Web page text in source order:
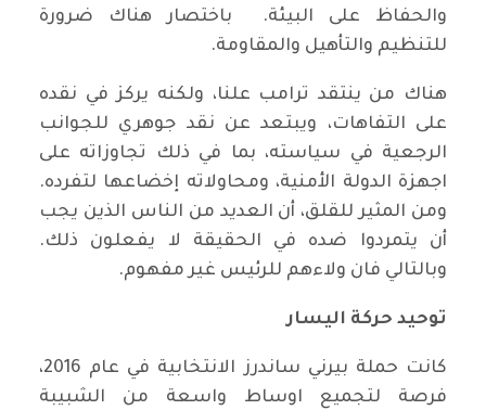
والحفاظ على البيئة. باختصار هناك ضرورة
للتنظيم والتأهيل والمقاومة.
هناك من ينتقد ترامب علنا، ولكنه يركز في نقده
على التفاهات، ويبتعد عن نقد جوهري للجوانب
الرجعية في سياسته، بما في ذلك تجاوزاته على
اجهزة الدولة الأمنية، ومحاولاته إخضاعها لتفرده.
ومن المثير للقلق، أن العديد من الناس الذين يجب
أن يتمردوا ضده في الحقيقة لا يفعلون ذلك.
وبالتالي فان ولاءهم للرئيس غير مفهوم.
توحيد حركة اليسار
كانت حملة بيرني ساندرز الانتخابية في عام 2016،
فرصة لتجميع اوساط واسعة من الشبيبة